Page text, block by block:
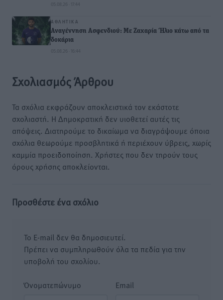
05.08.26 · 17:44
ΑΘΛΗΤΙΚΆ
Αναγέννηση Ασφενδιού: Με Ζαχαρία Ήλιο κάτω από τα
δοκάρια
05.08.26 · 16:44
Σχολιασμός Άρθρου
Τα σχόλια εκφράζουν αποκλειστικά τον εκάστοτε
σχολιαστή. Η Δημοκρατική δεν υιοθετεί αυτές τις
απόψεις. Διατηρούμε το δικαίωμα να διαγράψουμε όποια
σχόλια θεωρούμε προσβλητικά ή περιέχουν ύβρεις, χωρίς
καμμία προειδοποίηση. Χρήστες που δεν τηρούν τους
όρους χρήσης αποκλείονται.
Προσθέστε ένα σχόλιο
Το E-mail δεν θα δημοσιευτεί.
Πρέπει να συμπληρωθούν όλα τα πεδία για την
υποβολή του σχολίου.
Όνοματεπώνυμο Email